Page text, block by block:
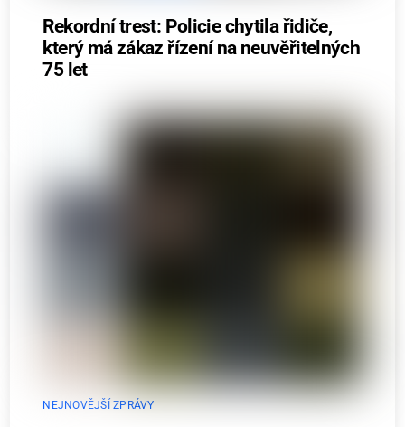
Rekordní trest: Policie chytila řidiče,
který má zákaz řízení na neuvěřitelných
75 let
NEJNOVĚJŠÍ ZPRÁVY